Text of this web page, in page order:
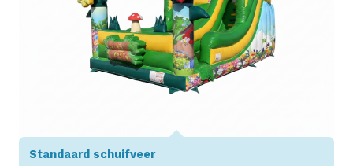
Standaard schuifveer